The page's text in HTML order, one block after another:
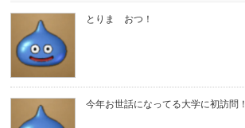
とりま おつ！
今年お世話になってる大学に初訪問！